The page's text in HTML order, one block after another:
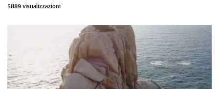
5889 visualizzazioni